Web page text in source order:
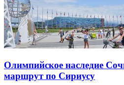
Олимпийское наследие
маршрут по Сириусу